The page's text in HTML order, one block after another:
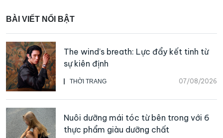
BÀI VIẾT NỔI BẬT
THỜI TRANG 07/08/2026
The wind’s breath: Lực đẩy kết tinh từ
sự kiên định
Nuôi dưỡng mái tóc từ bên trong với 6
thực phẩm giàu dưỡng chất